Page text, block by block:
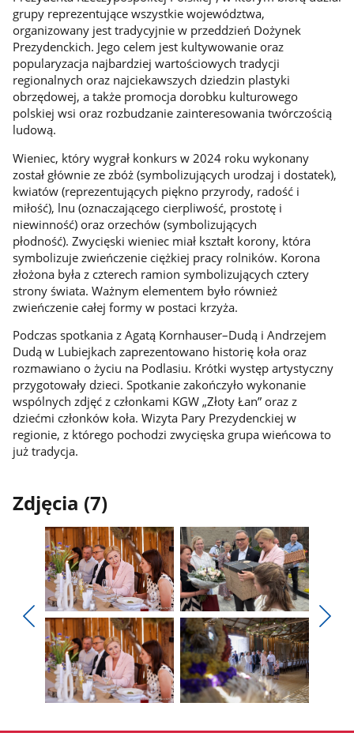
grupy reprezentujące wszystkie województwa,
organizowany jest tradycyjnie w przeddzień Dożynek
Prezydenckich. Jego celem jest kultywowanie oraz
popularyzacja najbardziej wartościowych tradycji
regionalnych oraz najciekawszych dziedzin plastyki
obrzędowej, a także promocja dorobku kulturowego
polskiej wsi oraz rozbudzanie zainteresowania twórczością
ludową.
Wieniec, który wygrał konkurs w 2024 roku wykonany
został głównie ze zbóż (symbolizujących urodzaj i dostatek),
kwiatów (reprezentujących piękno przyrody, radość i
miłość), lnu (oznaczającego cierpliwość, prostotę i
niewinność) oraz orzechów (symbolizujących
płodność). Zwycięski wieniec miał kształt korony, która
symbolizuje zwieńczenie ciężkiej pracy rolników. Korona
złożona była z czterech ramion symbolizujących cztery
strony świata. Ważnym elementem było również
zwieńczenie całej formy w postaci krzyża.
Podczas spotkania z Agatą Kornhauser–Dudą i Andrzejem
Dudą w Lubiejkach zaprezentowano historię koła oraz
rozmawiano o życiu na Podlasiu. Krótki występ artystyczny
przygotowały dzieci. Spotkanie zakończyło wykonanie
wspólnych zdjęć z członkami KGW „Złoty Łan” oraz z
dziećmi członków koła. Wizyta Pary Prezydenckiej w
regionie, z którego pochodzi zwycięska grupa wieńcowa to
już tradycja.
Zdjęcia (7)
Pokaż
poprzednie
zdjęcia
Pokaż
zdjęcie
1
z
galerii.
Pokaż
zdjęcie
2
z
galerii.